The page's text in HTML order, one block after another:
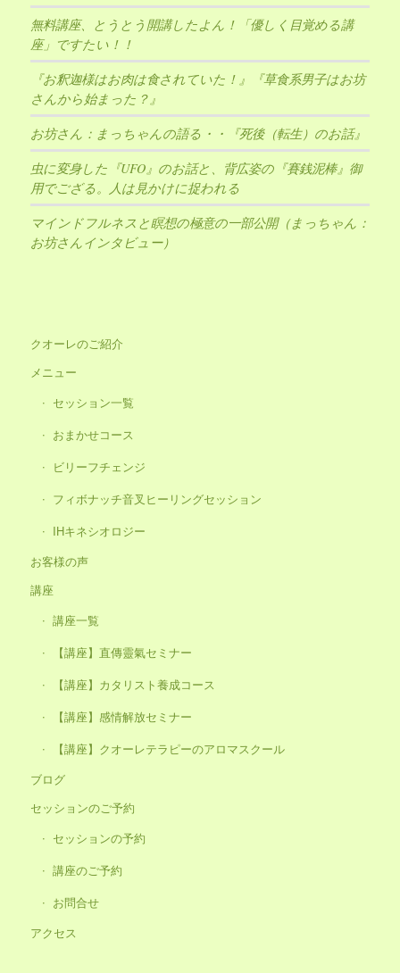
無料講座、とうとう開講したよん！「優しく目覚める講
座」ですたい！！
『お釈迦様はお肉は食されていた！』『草食系男子はお坊
さんから始まった？』
お坊さん：まっちゃんの語る・・『死後（転生）のお話』
虫に変身した『UFO』のお話と、背広姿の『賽銭泥棒』御
用でござる。人は見かけに捉われる
マインドフルネスと瞑想の極意の一部公開（まっちゃん：
お坊さんインタビュー）
クオーレのご紹介
メニュー
セッション一覧
おまかせコース
ビリーフチェンジ
フィボナッチ音叉ヒーリングセッション
IHキネシオロジー
お客様の声
講座
講座一覧
【講座】直傳靈氣セミナー
【講座】カタリスト養成コース
【講座】感情解放セミナー
【講座】クオーレテラピーのアロマスクール
ブログ
セッションのご予約
セッションの予約
講座のご予約
お問合せ
アクセス